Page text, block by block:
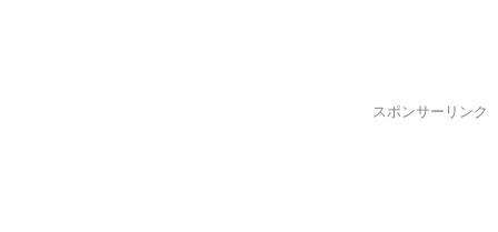
スポンサーリンク